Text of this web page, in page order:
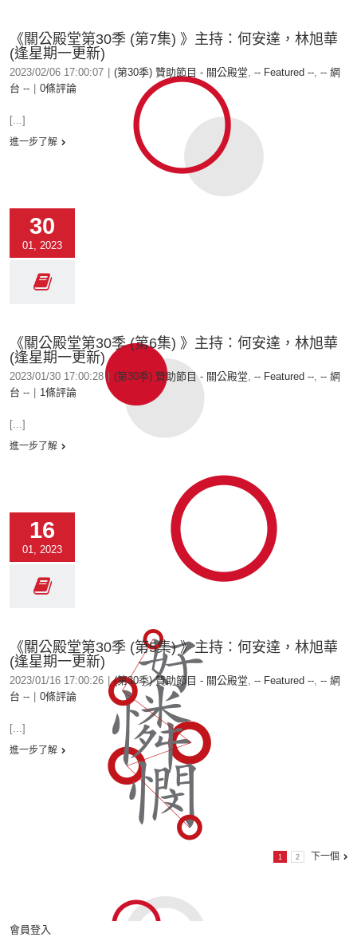
《關公殿堂第30季 (第7集) 》主持：何安達，林旭華
(逢星期一更新)
2023/02/06 17:00:07 (第30季) 贊助節目 - 關公殿堂, -- Featured --, -- 網
台 --
0條評論
[...]
進一步了解
30
01, 2023
《關公殿堂第30季 (第6集) 》主持：何安達，林旭華
(逢星期一更新)
2023/01/30 17:00:28 (第30季) 贊助節目 - 關公殿堂, -- Featured --, -- 網
台 --
1條評論
[...]
進一步了解
16
01, 2023
《關公殿堂第30季 (第5集) 》主持：何安達，林旭華
(逢星期一更新)
2023/01/16 17:00:26 (第30季) 贊助節目 - 關公殿堂, -- Featured --, -- 網
台 --
0條評論
[...]
進一步了解
1 2 下一個
會員登入